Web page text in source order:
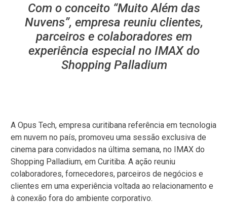
Com o conceito “Muito Além das
Nuvens”, empresa reuniu clientes,
parceiros e colaboradores em
experiência especial no IMAX do
Shopping Palladium
A Opus Tech, empresa curitibana referência em tecnologia
em nuvem no país, promoveu uma sessão exclusiva de
cinema para convidados na última semana, no IMAX do
Shopping Palladium, em Curitiba. A ação reuniu
colaboradores, fornecedores, parceiros de negócios e
clientes em uma experiência voltada ao relacionamento e
à conexão fora do ambiente corporativo.